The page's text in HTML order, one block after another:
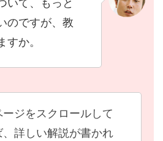
のですが、教
か。
ージをスクロールして
、詳しい解説が書かれ